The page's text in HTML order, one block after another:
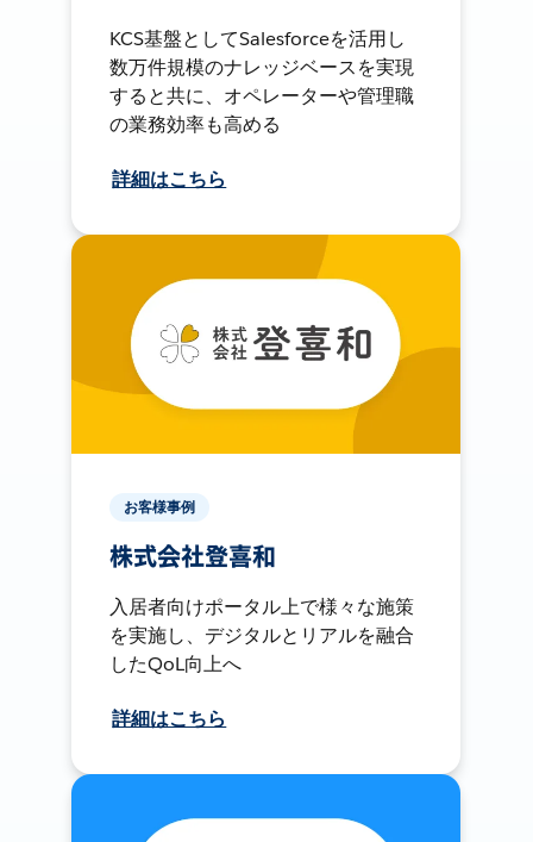
KCS基盤としてSalesforceを活用し
数万件規模のナレッジベースを実現
すると共に、オペレーターや管理職
の業務効率も高める
詳細はこちら
お客様事例
株式会社登喜和
入居者向けポータル上で様々な施策
を実施し、デジタルとリアルを融合
したQoL向上へ
詳細はこちら